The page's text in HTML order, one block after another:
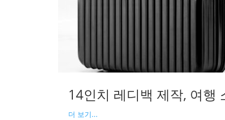
14인치 레디백 제작, 여행
더 보기...